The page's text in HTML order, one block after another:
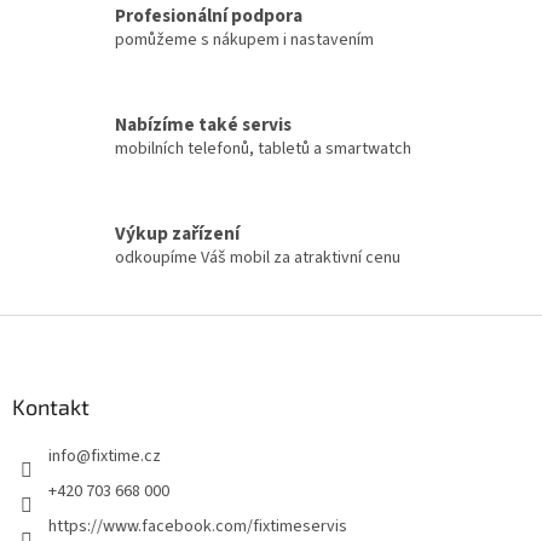
Profesionální podpora
pomůžeme s nákupem i nastavením
Nabízíme také servis
mobilních telefonů, tabletů a smartwatch
Výkup zařízení
odkoupíme Váš mobil za atraktivní cenu
Kontakt
info@fixtime.cz
+420 703 668 000
https://www.facebook.com/fixtimeservis